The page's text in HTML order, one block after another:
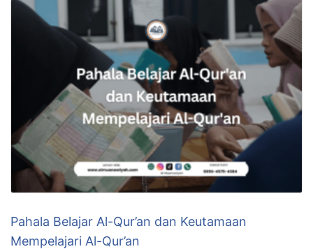
Pahala Belajar Al-Qur’an dan Keutamaan
Mempelajari Al-Qur’an